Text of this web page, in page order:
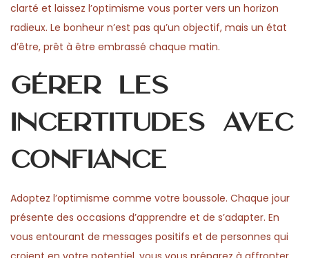
clarté et laissez l’optimisme vous porter vers un horizon
radieux. Le bonheur n’est pas qu’un objectif, mais un état
d’être, prêt à être embrassé chaque matin.
Gérer les
incertitudes avec
confiance
Adoptez l’optimisme comme votre boussole. Chaque jour
présente des occasions d’apprendre et de s’adapter. En
vous entourant de messages positifs et de personnes qui